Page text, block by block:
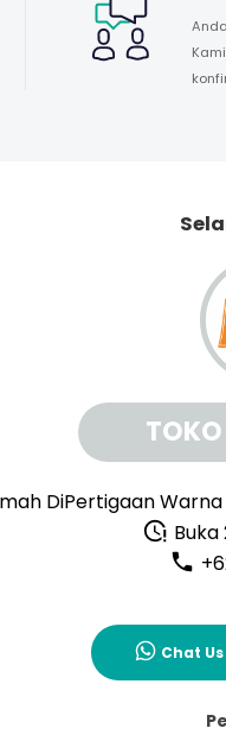
DiPertigaan Warna
Chat Us